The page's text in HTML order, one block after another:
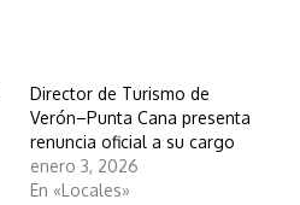
Director de Turismo de
Verón–Punta Cana presenta
renuncia oficial a su cargo
enero 3, 2026
En «Locales»